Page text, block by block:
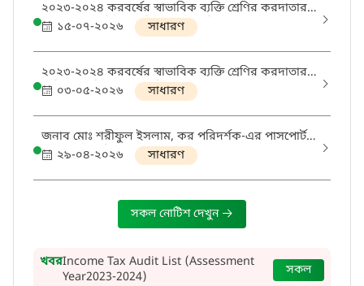
২০২৩-২০২৪ করবর্ষের স্বাভাবিক ব্যক্তি শ্রেণির করদাতার
৩য় পর্যায়ে অডিটভুক্ত রিটার্ন এর তালিকা
১৫-০৭-২০২৬ সাধারণ
২০২৩-২০২৪ করবর্ষের স্বাভাবিক ব্যক্তি শ্রেণির করদাতার
অডিটভুক্ত রিটার্ন এর তালিকা
০৩-০৫-২০২৬ সাধারণ
জনাব মোঃ শরীফুল ইসলাম, কর পরিদর্শক-এর পাসপোর্ট
করার অনাপত্তি প্রসঙ্গে।
২৯-০৪-২০২৬ সাধারণ
সকল নোটিশ দেখুন
খবরIncome Tax Audit List (Assessment
Year2023-2024)
সকল